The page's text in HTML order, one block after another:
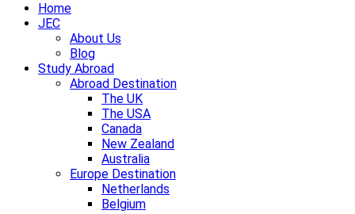
Home
JEC
About Us
Blog
Study Abroad
Abroad Destination
The UK
The USA
Canada
New Zealand
Australia
Europe Destination
Netherlands
Belgium